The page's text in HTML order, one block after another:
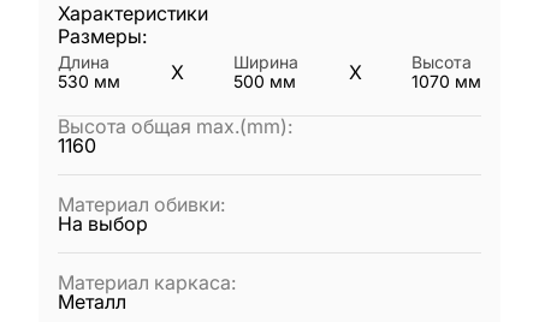
Характеристики
Размеры:
Длина
530 мм X
Ширина
500 мм X
Высота
1070 мм
Высота общая max.(mm):
1160
Материал обивки:
На выбор
Материал каркаса:
Металл